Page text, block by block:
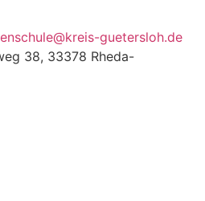
guetersloh.de
38, 33378 Rheda-